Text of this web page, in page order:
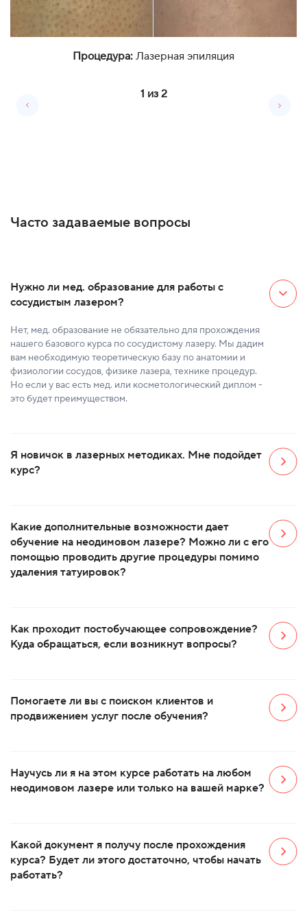
Процедура: Лазерная эпиляция
1 из 2
Часто задаваемые вопросы
Нужно ли мед. образование для работы с
сосудистым лазером?
Нет, мед. образование не обязательно для прохождения
нашего базового курса по сосудистому лазеру. Мы дадим
вам необходимую теоретическую базу по анатомии и
физиологии сосудов, физике лазера, технике процедур.
Но если у вас есть мед. или косметологический диплом -
это будет преимуществом.
Я новичок в лазерных методиках. Мне подойдет
курс?
Какие дополнительные возможности дает
обучение на неодимовом лазере? Можно ли с его
помощью проводить другие процедуры помимо
удаления татуировок?
Как проходит постобучающее сопровождение?
Куда обращаться, если возникнут вопросы?
Помогаете ли вы с поиском клиентов и
продвижением услуг после обучения?
Научусь ли я на этом курсе работать на любом
неодимовом лазере или только на вашей марке?
Какой документ я получу после прохождения
курса? Будет ли этого достаточно, чтобы начать
работать?